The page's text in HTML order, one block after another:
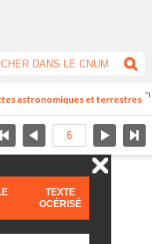
astronomiques et terrestres
TEXTE
OCÉRISÉ